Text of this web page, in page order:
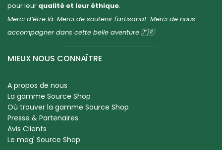
pour leur qualité et leur éthique.
Merci d’être là. Merci de soutenir l'artisanat. Merci de nous
accompagner dans cette belle aventure 🇫🇷
MIEUX NOUS CONNAÎTRE
A propos de nous
La gamme Source Shop
Où trouver la gamme Source Shop
Presse & Partenaires
Avis Clients
Le mag' Source Shop